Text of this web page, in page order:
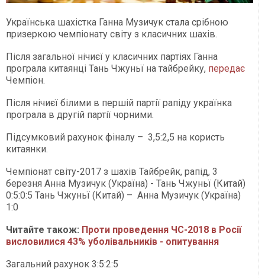
Українська шахістка Ганна Музичук стала срібною
призеркою чемпіонату світу з класичних шахів.
Після загальної нічиєї у класичних партіях Ганна
програла китаянці Тань Чжуньї на тайбрейку, передає
Чемпіон.
Після нічиєї білими в першій партії рапіду українка
програла в другій партії чорними.
Підсумковий рахунок фіналу – 3,5:2,5 на користь
китаянки.
Чемпіонат світу-2017 з шахів Тайбрейк, рапід, 3
березня Анна Музичук (Україна) - Тань Чжуньї (Китай)
0:5:0:5 Тань Чжуньї (Китай) – Анна Музичук (Україна)
1:0
Читайте також: Проти проведення ЧС-2018 в Росії
висловилися 43% уболівальників - опитування
Загальний рахунок 3:5:2:5